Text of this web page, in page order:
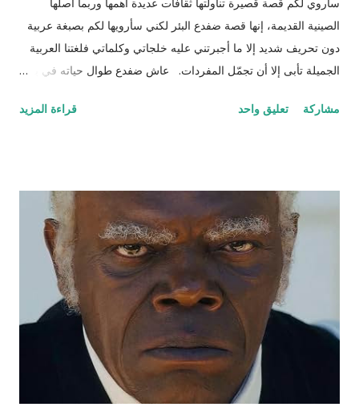
سأروي لكم قصة قصيرة تناولتها ثقافات عديدة أهمها وربما أصلها
الصينية القديمة، إنها قصة ضفدع البئر لكني سأرويها لكم بصبغة عربية
دون تحريف شديد إلا ما أجبرتني عليه خلجاتي وكلماتي فلغتنا العربية
الجميلة تأبى إلا أن تجمّل المفردات. عاش ضفدع طوال حياته في بئر
وجمال السحاب وهو يمر مشكلاً لوحات بيضاء سريعة وبطيئة مثل
الضفدع. قالت السلحفاة : "كيف أنت اليوم أيها الضفدع؟" رد عليها وقد
نفخ أوداجه واخضر خضاره وقال: "أنا كما ترين أسبح في هذا الماء
الراكد الساكن الهادئ أمتع ناظري في الموج الذي أفتعله على مزاجي
وقدر حجمي وعندي من البيوت بعدد الحفر المنتشرة في جوانب البئر،
أختبئ فيها من المطر وكلما ارتفع منسوب الماء اعتليت بيتا (حفرة)
أعلى. طعامي كما تعلمين حشرات تائهة جذبها الماء الداكن ورائحته
المعتقة، تعالي واستمتعي معي لأخبرك عن تجارب...
مشاركة تعليق واحد قراءة المزيد